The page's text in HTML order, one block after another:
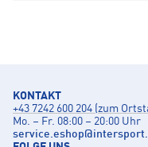
KONTAKT
+43 7242 600 204 (zum
Mo. – Fr. 08:00 – 20:00 Uhr
service.eshop@